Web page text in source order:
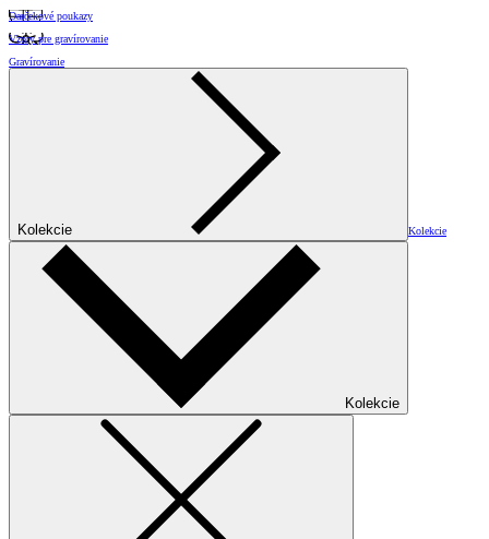
Darčekové poukazy
Vzory pre gravírovanie
Gravírovanie
Kolekcie Kolekcie
Kolekcie